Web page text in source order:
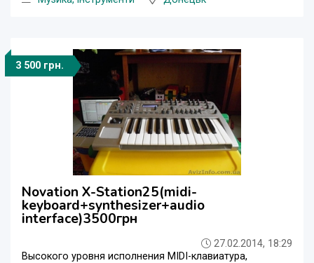
3 500 грн.
Novation X-Station25(midi-
keyboard+synthesizer+audio
interface)3500грн
27.02.2014, 18:29
Высокого уровня исполнения MIDI-клавиатура,